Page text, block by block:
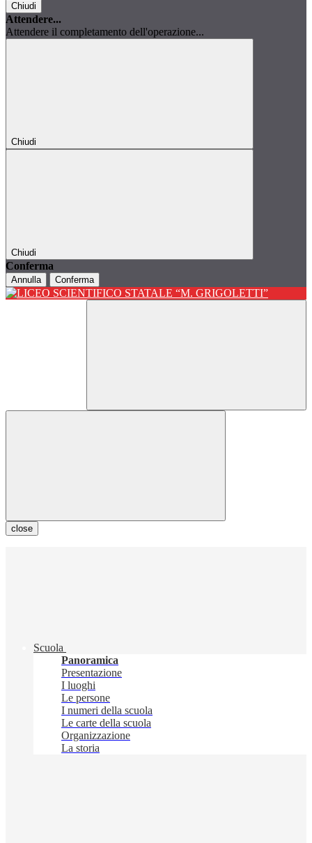
Chiudi
Attendere...
Attendere il completamento dell'operazione...
Chiudi
Chiudi
Conferma
Annulla Conferma
close
Scuola
Panoramica
Presentazione
I luoghi
Le persone
I numeri della scuola
Le carte della scuola
Organizzazione
La storia